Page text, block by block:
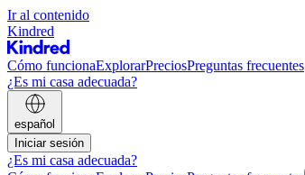
Ir al contenido
Kindred
Cómo funcionaExplorarPreciosPreguntas frecuentes
¿Es mi casa adecuada?
español
Iniciar sesión
¿Es mi casa adecuada?